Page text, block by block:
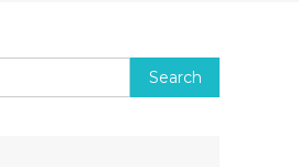
Search for: